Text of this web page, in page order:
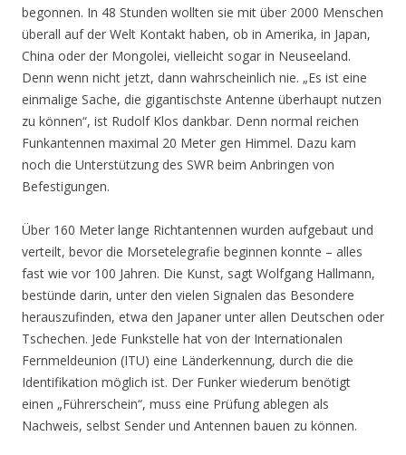
begonnen. In 48 Stunden wollten sie mit über 2000 Menschen
überall auf der Welt Kontakt haben, ob in Amerika, in Japan,
China oder der Mongolei, vielleicht sogar in Neuseeland.
Denn wenn nicht jetzt, dann wahrscheinlich nie. „Es ist eine
einmalige Sache, die gigantischste Antenne überhaupt nutzen
zu können“, ist Rudolf Klos dankbar. Denn normal reichen
Funkantennen maximal 20 Meter gen Himmel. Dazu kam
noch die Unterstützung des SWR beim Anbringen von
Befestigungen.
Über 160 Meter lange Richtantennen wurden aufgebaut und
verteilt, bevor die Morsetelegrafie beginnen konnte – alles
fast wie vor 100 Jahren. Die Kunst, sagt Wolfgang Hallmann,
bestünde darin, unter den vielen Signalen das Besondere
herauszufinden, etwa den Japaner unter allen Deutschen oder
Tschechen. Jede Funkstelle hat von der Internationalen
Fernmeldeunion (ITU) eine Länderkennung, durch die die
Identifikation möglich ist. Der Funker wiederum benötigt
einen „Führerschein“, muss eine Prüfung ablegen als
Nachweis, selbst Sender und Antennen bauen zu können.